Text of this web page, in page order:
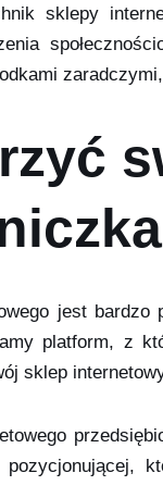
sklepy
jest
platform, z
sklep